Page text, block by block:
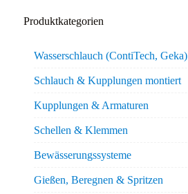
Produktkategorien
Wasserschlauch (ContiTech, Geka)
Schlauch & Kupplungen montiert
Kupplungen & Armaturen
Schellen & Klemmen
Bewässerungssysteme
Gießen, Beregnen & Spritzen